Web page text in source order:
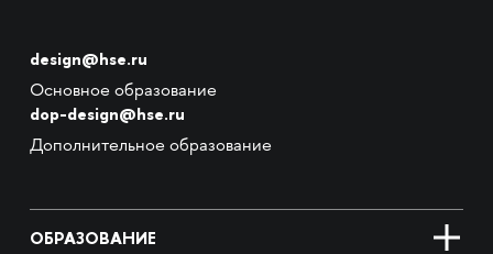
design@hse.ru
Основное образование
dop-design@hse.ru
Дополнительное образование
ОБРАЗОВАНИЕ